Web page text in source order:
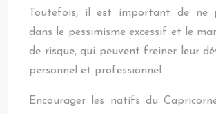
Toutefois, il est important de ne
dans le pessimisme excessif et le
de risque, qui peuvent freiner leur
personnel et professionnel.
Encourager les natifs du